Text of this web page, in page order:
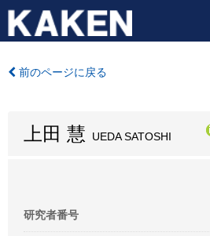
前のページに戻る
上田 慧 UEDA SATOSHI
研究者番号